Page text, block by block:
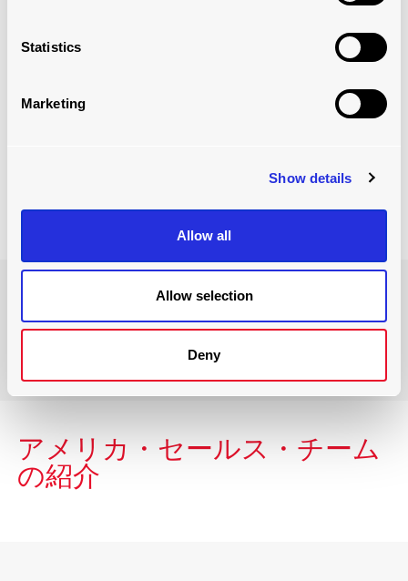
Statistics
Marketing
Show details
Allow all
Allow selection
Deny
ウィムはオランダを拠点とするセールスオフィスの管理
責任者である。自動車業界で20年以上働いており、情熱
ウィムのお気に入りの製品は、ULDとパレット積みの両
方に対応し、設置が簡単なモジュラーローラーベッドシ
英国営業チームをご紹介しま
す
アメリカ・セールス・チーム
の紹介